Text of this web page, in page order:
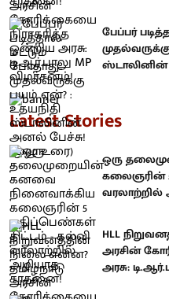
பேப்பர்
ஸ்டாலினின்
Latest Stories
ஒரு
கலைஞரின்
வரலாற்றில்
HLL
அரசின்
அரசு: